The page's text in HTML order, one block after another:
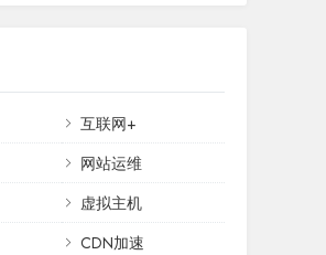
互联网+
网站运维
虚拟主机
CDN加速